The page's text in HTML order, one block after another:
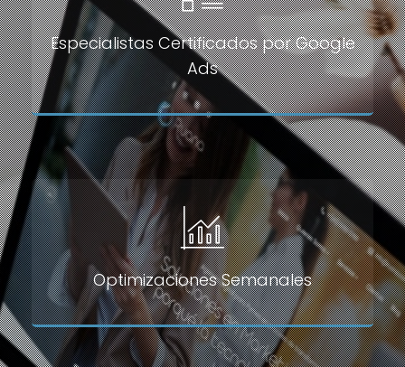
Especialistas Certificados por Google
Ads
Optimizaciones Semanales